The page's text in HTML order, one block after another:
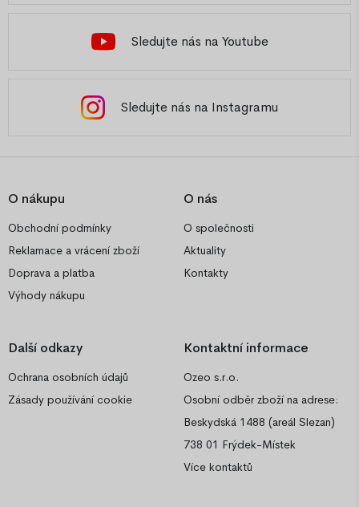
Sledujte nás na Youtube
Sledujte nás na Instagramu
O nákupu
Obchodní podmínky
Reklamace a vrácení zboží
Doprava a platba
Výhody nákupu
O nás
O společnosti
Aktuality
Kontakty
Další odkazy
Ochrana osobních údajů
Zásady používání cookie
Kontaktní informace
Ozeo s.r.o.
Osobní odběr zboží na adrese:
Beskydská 1488 (areál Slezan)
738 01 Frýdek-Místek
Více kontaktů